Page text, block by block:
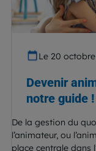
Le 20
Devenir
notre guide !
De la gestion du
l’animateur, ou
place centrale dans